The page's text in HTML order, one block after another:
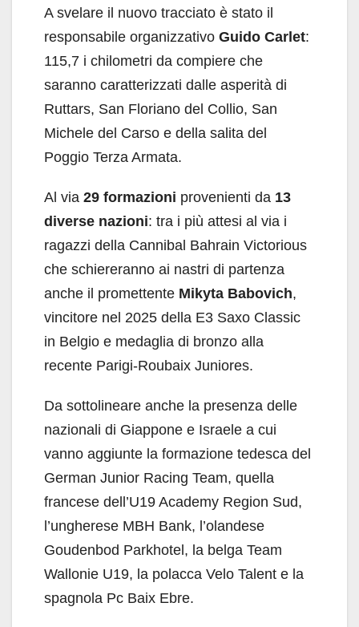
A svelare il nuovo tracciato è stato il
responsabile organizzativo Guido Carlet:
115,7 i chilometri da compiere che
saranno caratterizzati dalle asperità di
Ruttars, San Floriano del Collio, San
Michele del Carso e della salita del
Poggio Terza Armata.
Al via 29 formazioni provenienti da 13
diverse nazioni: tra i più attesi al via i
ragazzi della Cannibal Bahrain Victorious
che schiereranno ai nastri di partenza
anche il promettente Mikyta Babovich,
vincitore nel 2025 della E3 Saxo Classic
in Belgio e medaglia di bronzo alla
recente Parigi-Roubaix Juniores.
Da sottolineare anche la presenza delle
nazionali di Giappone e Israele a cui
vanno aggiunte la formazione tedesca del
German Junior Racing Team, quella
francese dell’U19 Academy Region Sud,
l’ungherese MBH Bank, l’olandese
Goudenbod Parkhotel, la belga Team
Wallonie U19, la polacca Velo Talent e la
spagnola Pc Baix Ebre.